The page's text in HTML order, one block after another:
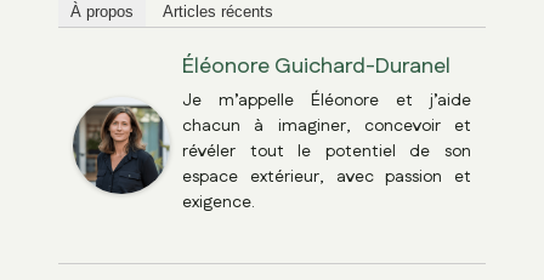
À propos Articles récents
Éléonore Guichard-Duranel
Je m’appelle Éléonore et j’aide
chacun à imaginer, concevoir et
révéler tout le potentiel de son
espace extérieur, avec passion et
exigence.